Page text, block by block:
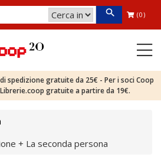
(0)
spedizione gratuite da 25€ - Per i soci Coop
gratuite a partire da 19€.
+ La seconda persona